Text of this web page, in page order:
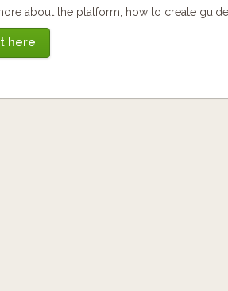
about the platform, how to create
here